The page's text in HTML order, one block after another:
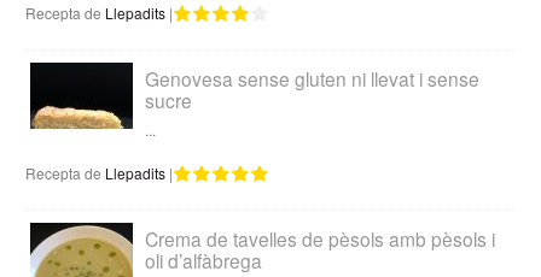
Recepta de Llepadits |
Genovesa sense gluten ni llevat i sense
sucre
...
Recepta de Llepadits |
Crema de tavelles de pèsols amb pèsols i
oli d’alfàbrega